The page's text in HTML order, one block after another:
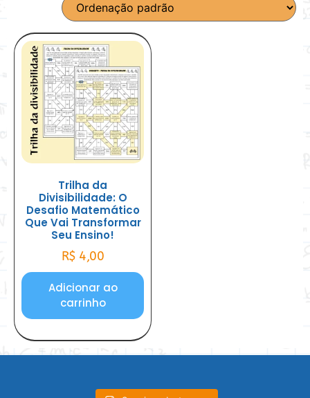
Trilha da
Divisibilidade: O
Desafio Matemático
Que Vai Transformar
Seu Ensino!
R$ 4,00
Adicionar ao
carrinho